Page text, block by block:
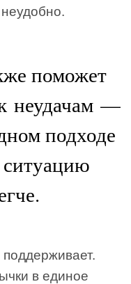
поможет
неудачам —
подходе
ситуацию
поддерживает.
в единое